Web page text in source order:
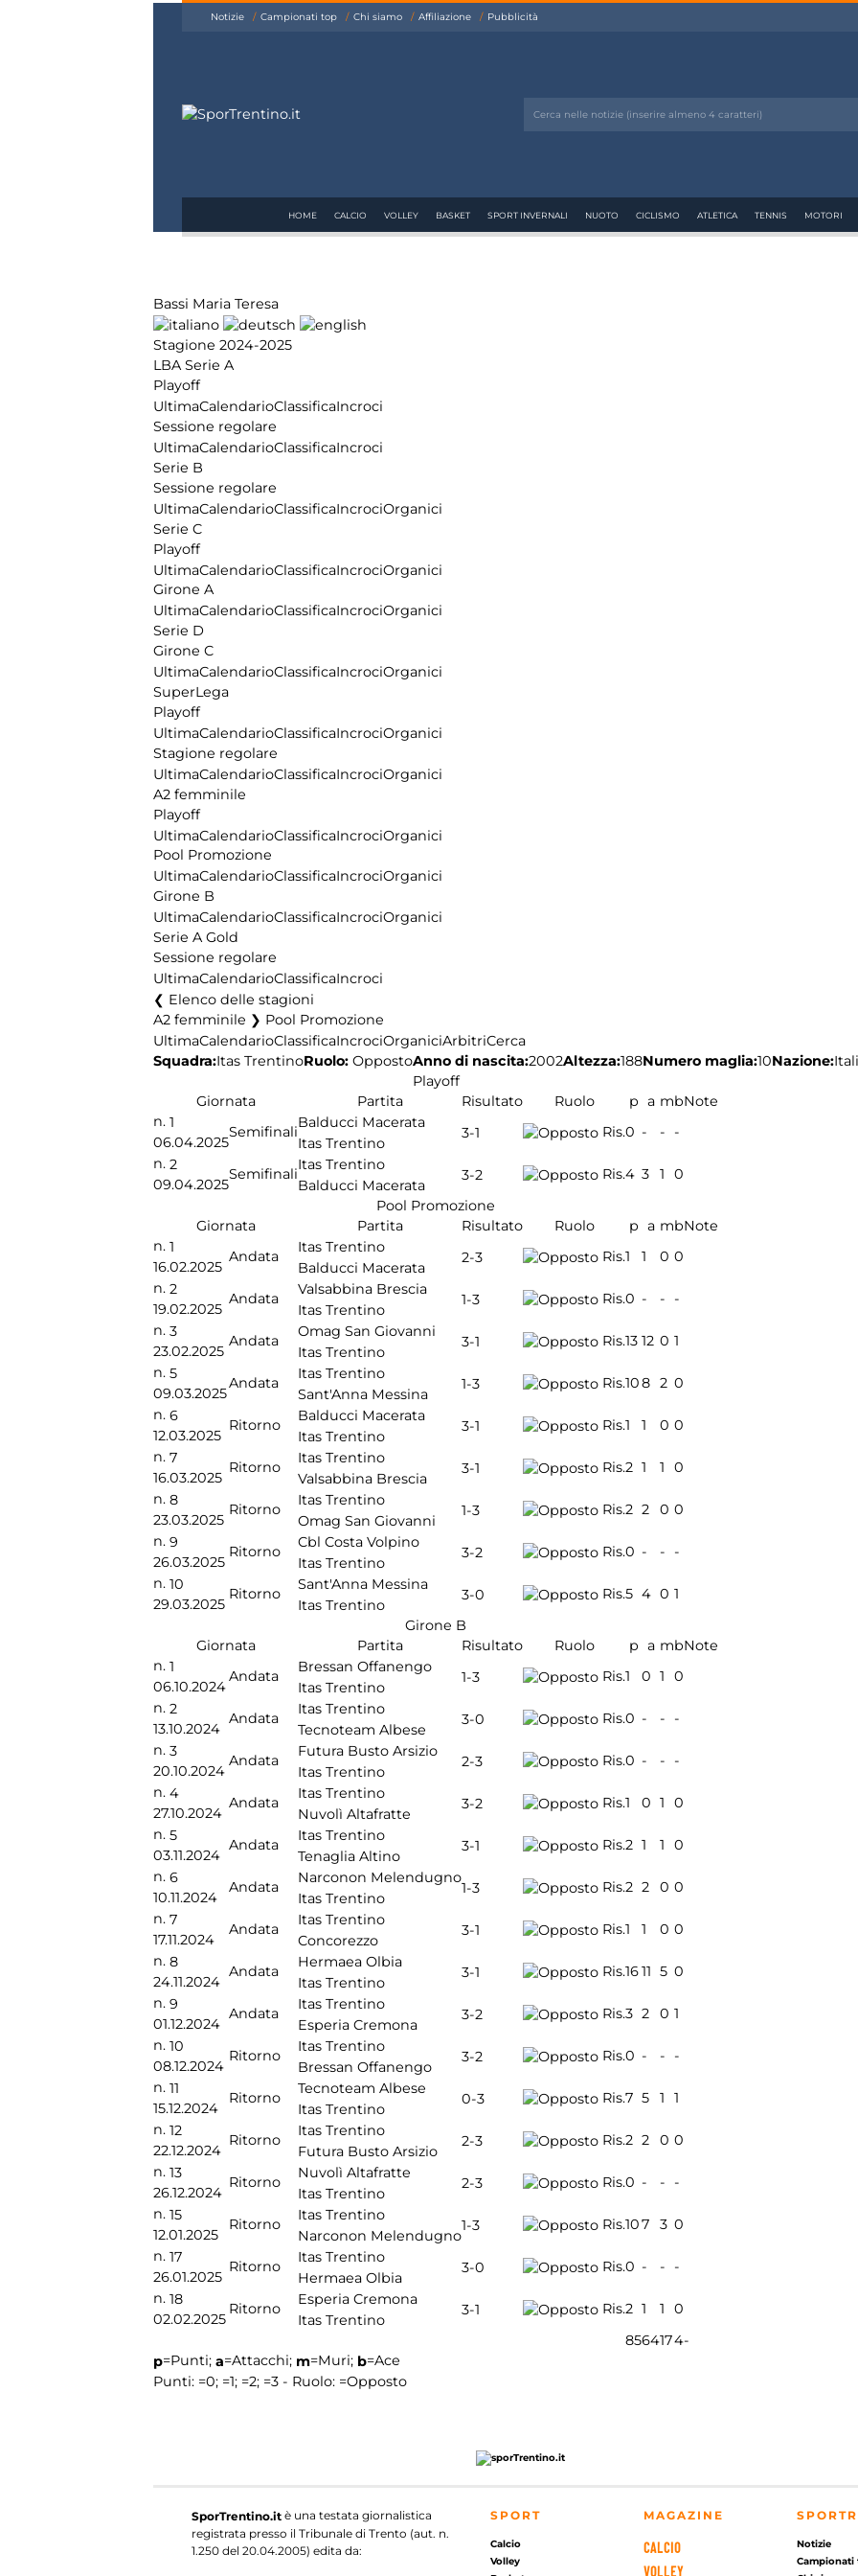
Notizie Campionati top Chi siamo Affiliazione Pubblicità
HOME CALCIO VOLLEY BASKET SPORT INVERNALI NUOTO CICLISMO ATLETICA TENNIS MOTORI
Bassi Maria Teresa
Stagione 2024-2025
LBA Serie A
Playoff
UltimaCalendarioClassificaIncroci
Sessione regolare
UltimaCalendarioClassificaIncroci
Serie B
Sessione regolare
UltimaCalendarioClassificaIncrociOrganici
Serie C
Playoff
UltimaCalendarioClassificaIncrociOrganici
Girone A
UltimaCalendarioClassificaIncrociOrganici
Serie D
Girone C
UltimaCalendarioClassificaIncrociOrganici
SuperLega
Playoff
UltimaCalendarioClassificaIncrociOrganici
Stagione regolare
UltimaCalendarioClassificaIncrociOrganici
A2 femminile
Playoff
UltimaCalendarioClassificaIncrociOrganici
Pool Promozione
UltimaCalendarioClassificaIncrociOrganici
Girone B
UltimaCalendarioClassificaIncrociOrganici
Serie A Gold
Sessione regolare
UltimaCalendarioClassificaIncroci
Elenco delle stagioni
A2 femminile ❯ Pool Promozione
UltimaCalendarioClassificaIncrociOrganiciArbitriCerca
Squadra:Itas TrentinoRuolo: OppostoAnno di nascita:2002Altezza:188Numero maglia:10Nazione:
Playoff
Giornata
Partita Risultato Ruolo p a mbNote
n. 1
06.04.2025
Semifinali
Balducci Macerata
Itas Trentino
3-1 Ris.0 - -
-
n. 2
09.04.2025
Semifinali
Itas Trentino
Balducci Macerata
3-2 Ris.4 3 1
0
Pool Promozione
Giornata
Partita Risultato Ruolo p a mbNote
n. 1
16.02.2025
Andata
Itas Trentino
Balducci Macerata
2-3 Ris.1 1 0 0
n. 2
19.02.2025
Andata
Valsabbina Brescia
Itas Trentino
1-3 Ris.0 - -
-
n. 3
23.02.2025
Andata
Omag San Giovanni
Itas Trentino
3-1 Ris.13 12 0 1
n. 5
09.03.2025
Andata
Itas Trentino
Sant'Anna Messina
1-3 Ris.108 2 0
n. 6
12.03.2025
Ritorno
Balducci Macerata
Itas Trentino
3-1 Ris.1 1 0 0
n. 7
16.03.2025
Ritorno
Itas Trentino
Valsabbina Brescia
3-1 Ris.2 1 1
0
n. 8
23.03.2025
Ritorno
Itas Trentino
Omag San Giovanni
1-3 Ris.2 2 0 0
n. 9
26.03.2025
Ritorno
Cbl Costa Volpino
Itas Trentino
3-2 Ris.0 - -
-
n. 10
29.03.2025
Ritorno
Sant'Anna Messina
Itas Trentino
3-0 Ris.5 4 0 1
Girone B
Giornata
Partita Risultato Ruolo p a mbNote
n. 1
06.10.2024
Andata
Bressan Offanengo
Itas Trentino
1-3 Ris.1 0 1
0
n. 2
13.10.2024
Andata
Itas Trentino
Tecnoteam Albese
3-0 Ris.0 - -
-
n. 3
20.10.2024
Andata
Futura Busto Arsizio
Itas Trentino
2-3 Ris.0 - -
-
n. 4
27.10.2024
Andata
Itas Trentino
Nuvolì Altafratte
3-2 Ris.1 0 1
0
n. 5
03.11.2024
Andata
Itas Trentino
Tenaglia Altino
3-1 Ris.2 1 1
0
n. 6
10.11.2024
Andata
Narconon Melendugno
Itas Trentino
1-3 Ris.2 2 0 0
n. 7
17.11.2024
Andata
Itas Trentino
Concorezzo
3-1 Ris.1 1 0 0
n. 8
24.11.2024
Andata
Hermaea Olbia
Itas Trentino
3-1 Ris.1611 5 0
n. 9
01.12.2024
Andata
Itas Trentino
Esperia Cremona
3-2 Ris.3 2 0 1
n. 10
08.12.2024
Ritorno
Itas Trentino
Bressan Offanengo
3-2 Ris.0 - -
-
n. 11
15.12.2024
Ritorno
Tecnoteam Albese
Itas Trentino
0-3 Ris.7 5 1
1
n. 12
22.12.2024
Ritorno
Itas Trentino
Futura Busto Arsizio
2-3 Ris.2 2 0 0
n. 13
26.12.2024
Ritorno
Nuvolì Altafratte
Itas Trentino
2-3 Ris.0 - -
-
n. 15
12.01.2025
Ritorno
Itas Trentino
Narconon Melendugno
1-3 Ris.107 3 0
n. 17
26.01.2025
Ritorno
Itas Trentino
Hermaea Olbia
3-0 Ris.0 - -
-
n. 18
02.02.2025
Ritorno
Esperia Cremona
Itas Trentino
3-1 Ris.2 1 1
0
8564174-
p=Punti; a=Attacchi; m=Muri; b=Ace
Punti: =0; =1; =2; =3 - Ruolo: =Opposto
SporTrentino.it è una testata giornalistica
registrata presso il Tribunale di Trento (aut. n.
1.250 del 20.04.2005) edita da:
SPORT
Calcio
Volley
MAGAZINE
CALCIO
VOLLEY
Notizie
Campionati